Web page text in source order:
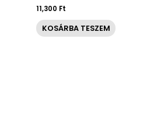
11,300 Ft
KOSÁRBA TESZEM